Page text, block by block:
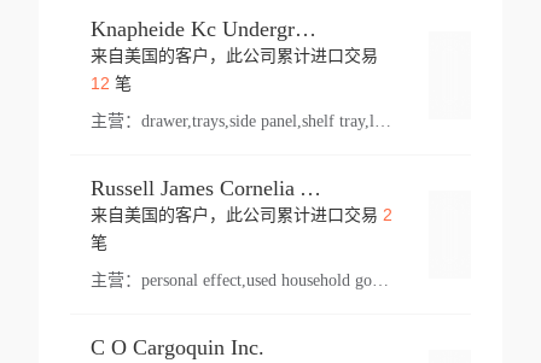
Knapheide Kc Underground
来自美国的客户，此公司累计进口交易
12 笔
主营：
Russell James Cornelia Arlington Va
来自美国的客户，此公司累计进口交易 2
笔
主营： personal effect,used household goods
C O Cargoquin Inc.